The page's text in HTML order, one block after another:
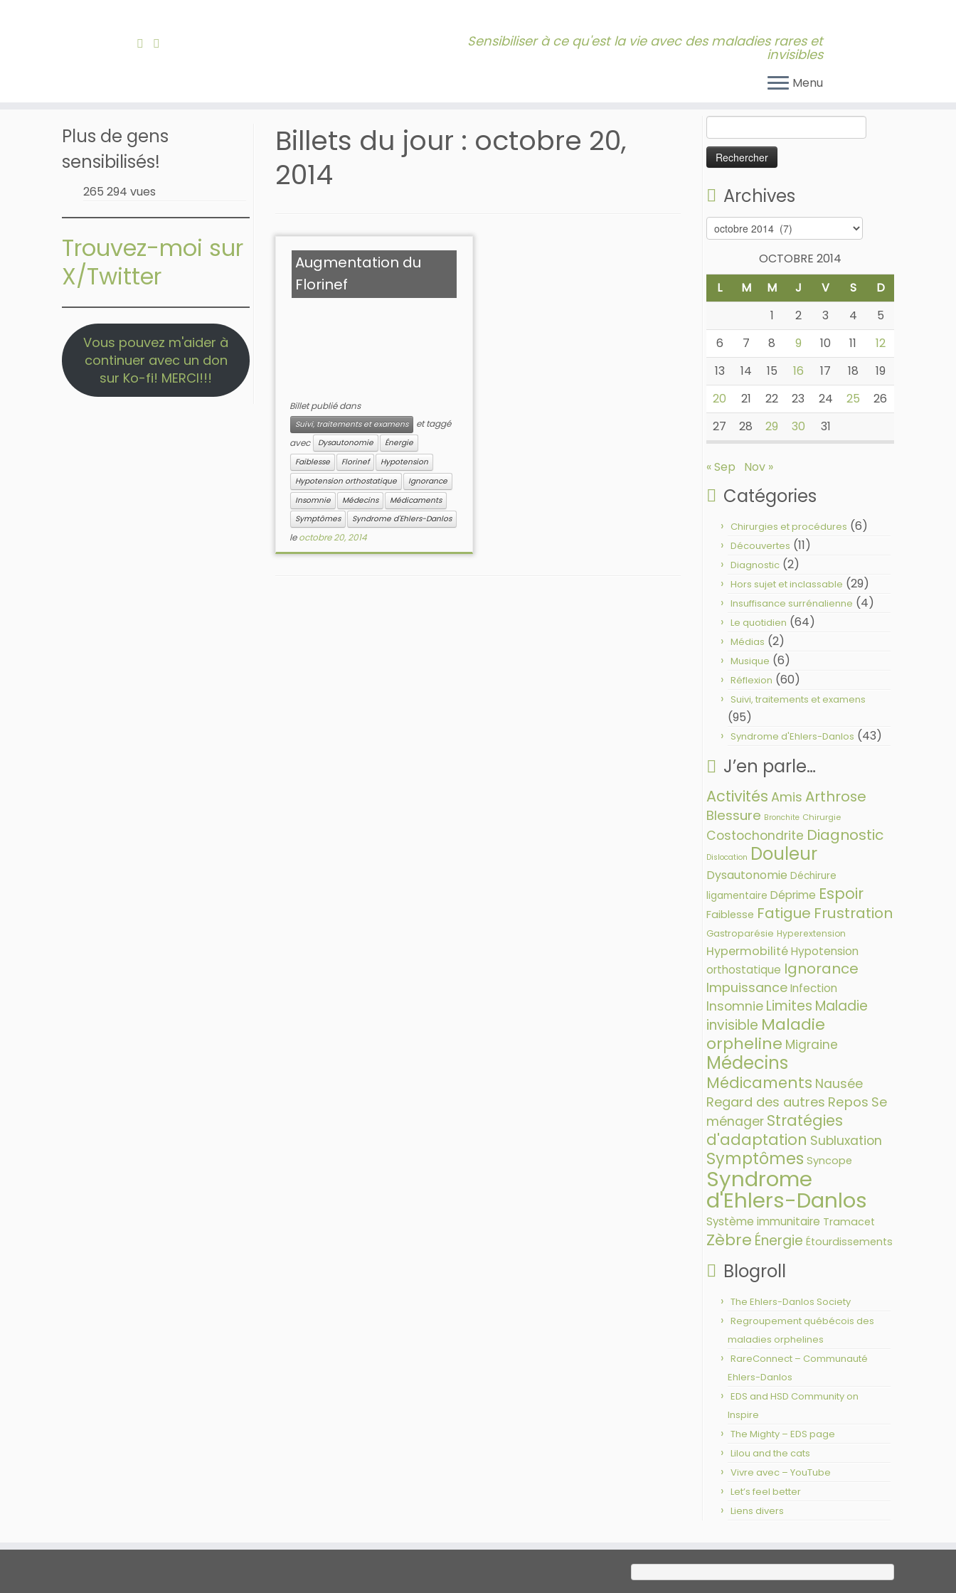
Sensibiliser à ce qu'est la vie avec des maladies rares et
invisibles
Menu
Plus de gens
sensibilisés!
265 294 vues
Trouvez-moi sur
X/Twitter
Vous pouvez m'aider à
continuer avec un don
sur Ko-fi! MERCI!!!
Billets du jour : octobre 20,
2014
Augmentation du
Florinef
Billet publié dans
Suivi, traitements et examens
et taggé
avec
Dysautonomie
Énergie
Faiblesse
Florinef
Hypotension
Hypotension orthostatique
Ignorance
Insomnie
Médecins
Médicaments
Symptômes
Syndrome d'Ehlers-Danlos
leoctobre 20, 2014
Archives
Archives
OCTOBRE 2014
L
M M J V S
D
1
2 3 4
5
6
7 8 9 10 11
12
13
14 15 16 17 18
19
20
21 22 23 24 25
26
27
28 29 30 31
« Sep Nov »
Catégories
Chirurgies et procédures (6)
Découvertes (11)
Diagnostic (2)
Hors sujet et inclassable (29)
Insuffisance surrénalienne (4)
Le quotidien (64)
Médias (2)
Musique (6)
Réflexion (60)
Suivi, traitements et examens
(95)
Syndrome d'Ehlers-Danlos (43)
J’en parle…
Activités Amis Arthrose
Blessure Bronchite Chirurgie
Costochondrite Diagnostic
Dislocation Douleur
Dysautonomie Déchirure
ligamentaire Déprime Espoir
Faiblesse Fatigue Frustration
Gastroparésie Hyperextension
HypermobilitéHypotension
orthostatique Ignorance
ImpuissanceInfection
Insomnie Limites Maladie
invisible Maladie
orpheline Migraine
Médecins
Médicaments Nausée
Regard des autres Repos Se
ménager Stratégies
d'adaptation Subluxation
Symptômes Syncope
Syndrome
d'Ehlers-Danlos
Système immunitaire Tramacet
Zèbre Énergie Étourdissements
Blogroll
The Ehlers-Danlos Society
Regroupement québécois des
maladies orphelines
RareConnect – Communauté
Ehlers-Danlos
EDS and HSD Community on
Inspire
The Mighty – EDS page
Lilou and the cats
Vivre avec – YouTube
Let’s feel better
Liens divers